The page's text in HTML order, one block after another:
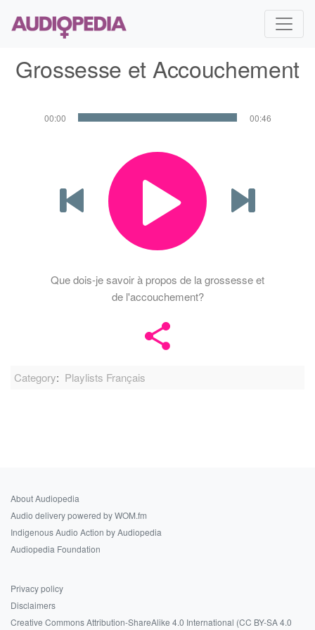
Grossesse et Accouchement
00:00 00:46
Que dois-je savoir à propos de la grossesse et
de l'accouchement?
Category: Playlists Français
About Audiopedia
Audio delivery powered by WOM.fm
Indigenous Audio Action by Audiopedia
Audiopedia Foundation
Privacy policy
Disclaimers
Creative Commons Attribution-ShareAlike 4.0 International (CC BY-SA 4.0